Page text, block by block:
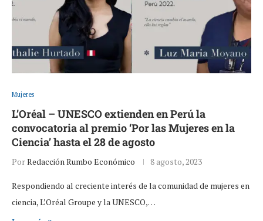
Mujeres
L’Oréal – UNESCO extienden en Perú la
convocatoria al premio ‘Por las Mujeres en la
Ciencia’ hasta el 28 de agosto
PorRedacción Rumbo Económico 8 agosto, 2023
Respondiendo al creciente interés de la comunidad de mujeres en
ciencia, L’Oréal Groupe y la UNESCO,…